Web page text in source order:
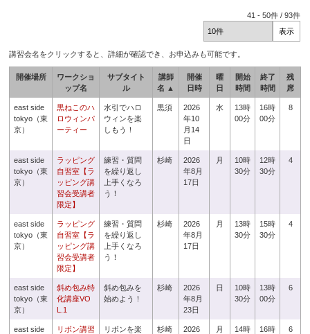
41 -50件 /93件
講習会名をクリックすると、詳細が確認でき、お申込みも可能です。
開催場所
ワークショ
ップ名
サブタイト
ル
講師
名 ▲
開催
日時
曜
日
開始
時間
終了
時間
残
席
east side
tokyo（東
京）
黒ねこのハ
ロウィンパ
ーティー
水引でハロ
ウィンを楽
しもう！
黒須
2026
年10
月14
日
水
13時
00分
16時
00分
8
east side
tokyo（東
京）
ラッピング
自習室【ラ
ッピング講
習会受講者
限定】
練習・質問
を繰り返し
上手くなろ
う！
杉崎
2026
年8月
17日
月
10時
30分
12時
30分
4
east side
tokyo（東
京）
ラッピング
自習室【ラ
ッピング講
習会受講者
限定】
練習・質問
を繰り返し
上手くなろ
う！
杉崎
2026
年8月
17日
月
13時
30分
15時
30分
4
east side
tokyo（東
京）
斜め包み特
化講座VO
L.1
斜め包みを
始めよう！
杉崎
2026
年8月
23日
日
10時
30分
13時
00分
6
east side
リボン講習
リボンを楽
杉崎
2026
月
14時
16時
6